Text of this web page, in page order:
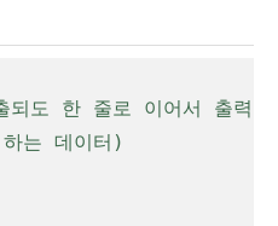
도 한 줄로 이어서 출력
는 데이터)